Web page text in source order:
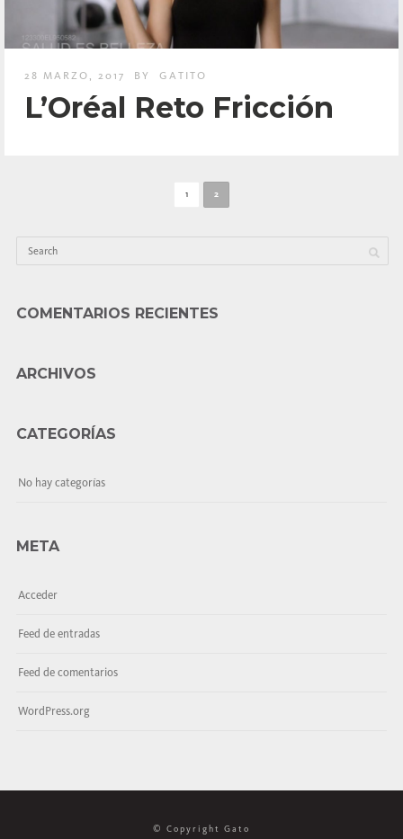
28 MARZO, 2017 BY GATITO
L’Oréal Reto Fricción
1 2
COMENTARIOS RECIENTES
ARCHIVOS
CATEGORÍAS
No hay categorías
META
Acceder
Feed de entradas
Feed de comentarios
WordPress.org
© Copyright Gato